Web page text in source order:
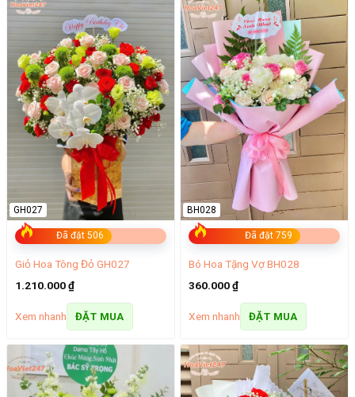
Đã đặt 506
GH027
Giỏ Hoa Tông Đỏ GH027
1.210.000₫
Xem nhanh ĐẶT MUA
Đã đặt 759
BH028
Bó Hoa Tặng Vợ BH028
360.000₫
Xem nhanh ĐẶT MUA